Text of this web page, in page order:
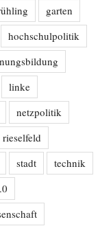
garten
hochschulpolitik
linke
netzpolitik
rieselfeld
stadt
technik